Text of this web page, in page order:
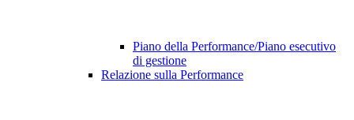
Piano della Performance/Piano esecutivo
di gestione
Relazione sulla Performance